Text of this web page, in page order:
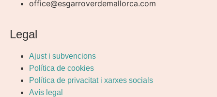
office@esgarroverdemallorca.com
Legal
Ajust i subvencions
Política de cookies
Política de privacitat i xarxes socials
Avís legal